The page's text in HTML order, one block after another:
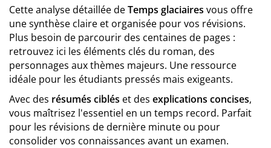
Cette analyse détaillée deTemps glaciaires vous offre
une synthèse claire et organisée pour vos révisions.
Plus besoin de parcourir des centaines de pages :
retrouvez ici les éléments clés du roman, des
personnages aux thèmes majeurs. Une ressource
idéale pour les étudiants pressés mais exigeants.
Avec des résumés ciblés et des explications concises,
vous maîtrisez l'essentiel en un temps record. Parfait
pour les révisions de dernière minute ou pour
consolider vos connaissances avant un examen.